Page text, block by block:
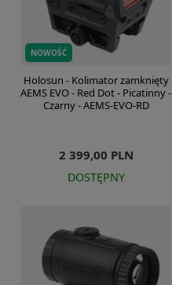
NOWOŚĆ
Holosun - Kolimator zamknięty
AEMS EVO - Red Dot - Picatinny -
Czarny - AEMS-EVO-RD
2 399,00 PLN
DOSTĘPNY